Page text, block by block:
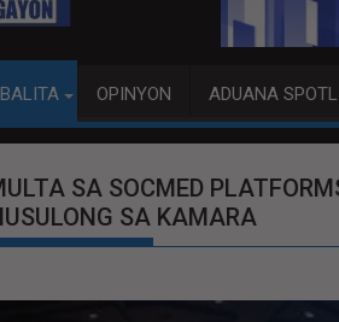
BALITA OPINYON ADUANA
SA SOCMED
SA KAMARA